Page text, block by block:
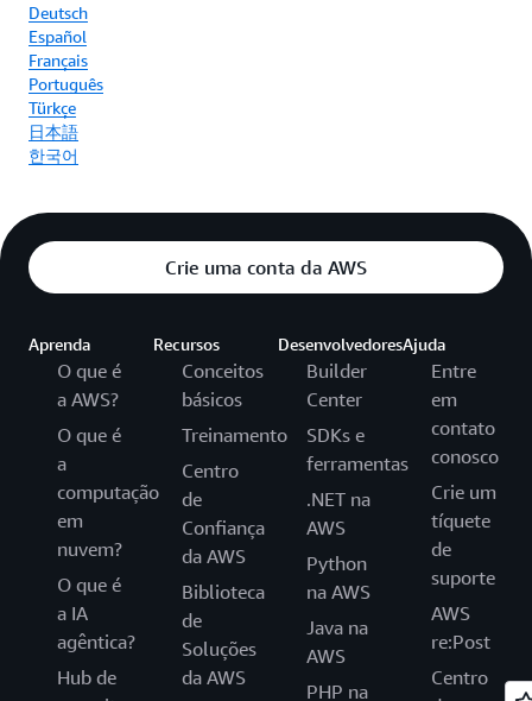
Deutsch
Español
Français
Português
Türkçe
日本語
한국어
Crie uma conta da AWS
Aprenda
O que é
a AWS?
O que é
a
computação
em
nuvem?
O que é
a IA
agêntica?
Hub de
Recursos
Conceitos
básicos
Treinamento
Centro
de
Confiança
da AWS
Biblioteca
de
Soluções
da AWS
Desenvolvedores
Builder
Center
SDKs e
ferramentas
.NET na
AWS
Python
na AWS
Java na
AWS
PHP na
Ajuda
Entre
em
contato
conosco
Crie um
tíquete
de
suporte
AWS
re:Post
Centro